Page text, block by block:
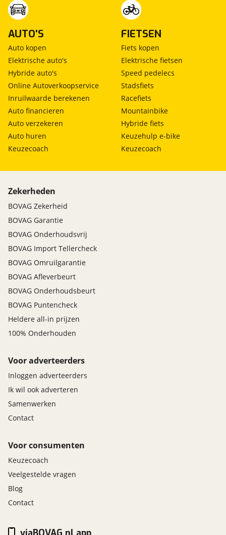
AUTO'S
Auto kopen
Elektrische auto's
Hybride auto's
Online Autoverkoopservice
Inruilwaarde berekenen
Auto financieren
Auto verzekeren
Auto huren
Keuzecoach
FIETSEN
Fiets kopen
Elektrische fietsen
Speed pedelecs
Stadsfiets
Racefiets
Mountainbike
Hybride fiets
Keuzehulp e-bike
Keuzecoach
Zekerheden
BOVAG Zekerheid
BOVAG Garantie
BOVAG Onderhoudsvrij
BOVAG Import Tellercheck
BOVAG Omruilgarantie
BOVAG Afleverbeurt
BOVAG Onderhoudsbeurt
BOVAG Puntencheck
Heldere all-in prijzen
100% Onderhouden
Voor adverteerders
Inloggen adverteerders
Ik wil ook adverteren
Samenwerken
Contact
Voor consumenten
Keuzecoach
Veelgestelde vragen
Blog
Contact